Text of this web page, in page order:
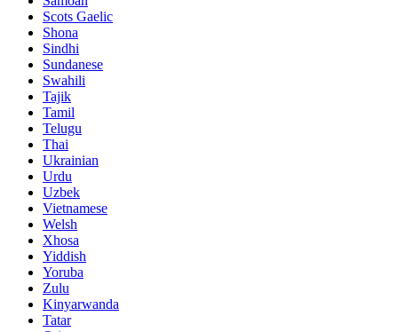
Scots Gaelic
Shona
Sindhi
Sundanese
Swahili
Tajik
Tamil
Telugu
Thai
Ukrainian
Urdu
Uzbek
Vietnamese
Welsh
Xhosa
Yiddish
Yoruba
Zulu
Kinyarwanda
Tatar